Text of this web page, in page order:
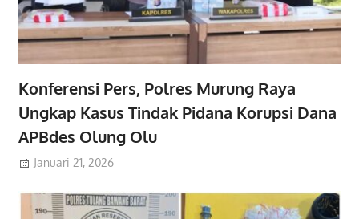
Konferensi Pers, Polres Murung Raya
Ungkap Kasus Tindak Pidana Korupsi Dana
APBdes Olung Olu
Januari 21, 2026